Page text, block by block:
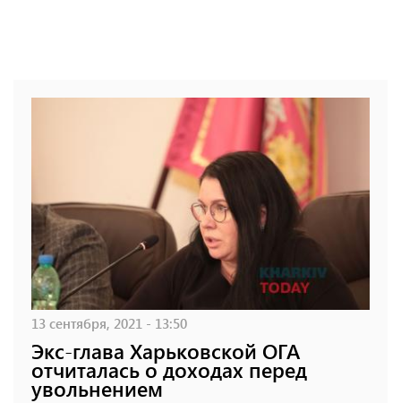
13 сентября, 2021 - 13:50
Экс-глава Харьковской ОГА
отчиталась о доходах перед
увольнением